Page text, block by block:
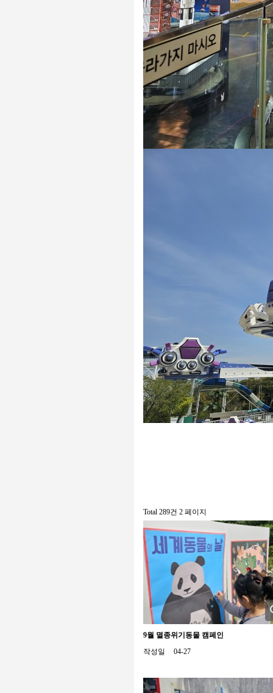
Total 289건 2 페이지
9월 멸종위기동물 캠페인
작성일
04-27